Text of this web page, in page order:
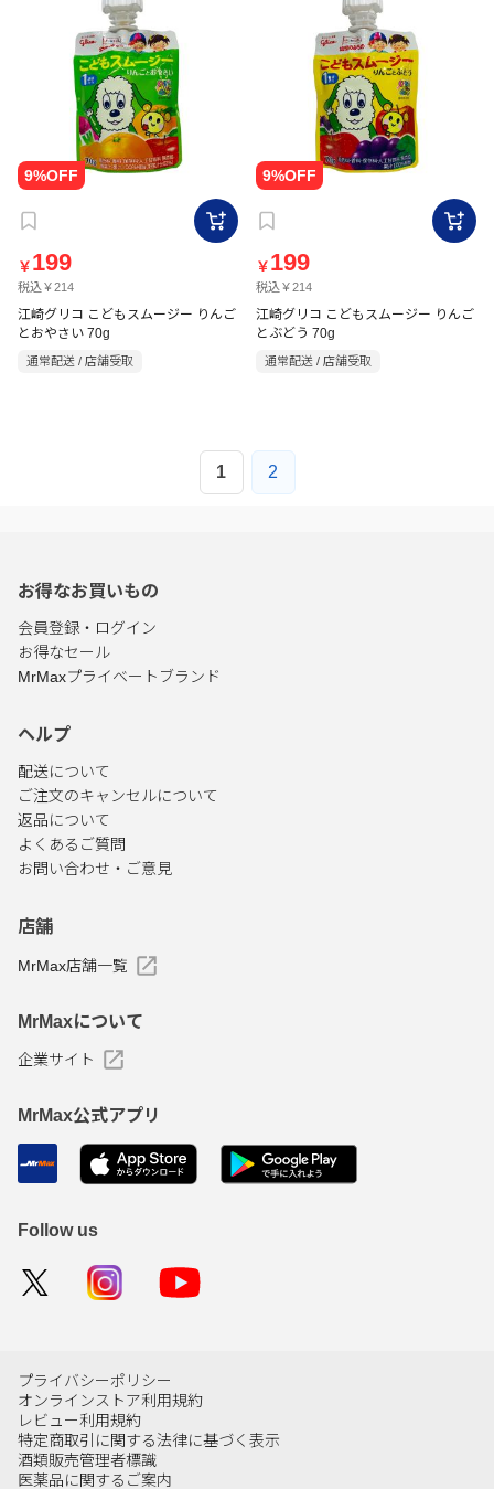
￥ 199
税込￥214
江崎グリコ こどもスムージー りんご
とおやさい 70g
通常配送 / 店舗受取
￥ 199
税込￥214
江崎グリコ こどもスムージー りんご
とぶどう 70g
通常配送 / 店舗受取
1 2
お得なお買いもの
会員登録・ログイン
お得なセール
MrMaxプライベートブランド
ヘルプ
配送について
ご注文のキャンセルについて
返品について
よくあるご質問
お問い合わせ・ご意見
店舗
MrMax店舗一覧
MrMaxについて
企業サイト
MrMax公式アプリ
Follow us
プライバシーポリシー
オンラインストア利用規約
レビュー利用規約
特定商取引に関する法律に基づく表示
酒類販売管理者標識
医薬品に関するご案内